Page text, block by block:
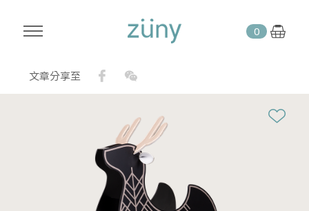
0
文章分享至 Facebook